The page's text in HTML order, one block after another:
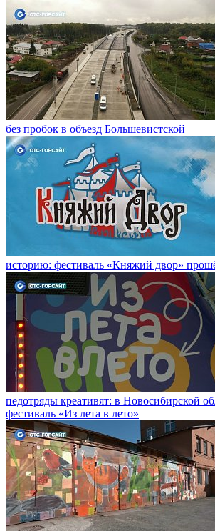
без пробок в объезд Большевистской
историю: фестиваль «Княжий двор»
педотряды креативят: в Новосибирской
фестиваль «Из лета в лето»